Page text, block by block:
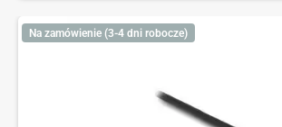
Na zamówienie (3-4 dni robocze)